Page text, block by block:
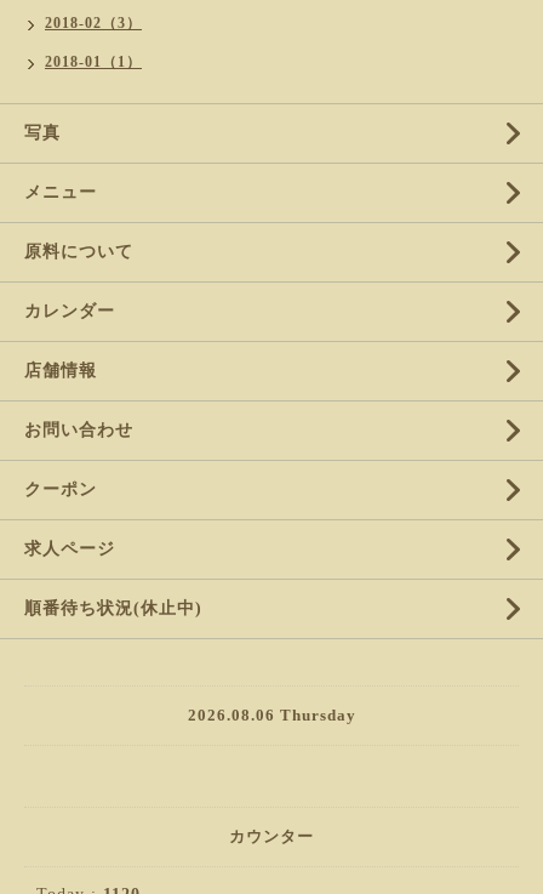
2018-02（3）
2018-01（1）
写真
メニュー
原料について
カレンダー
店舗情報
お問い合わせ
クーポン
求人ページ
順番待ち状況(休止中)
2026.08.06 Thursday
カウンター